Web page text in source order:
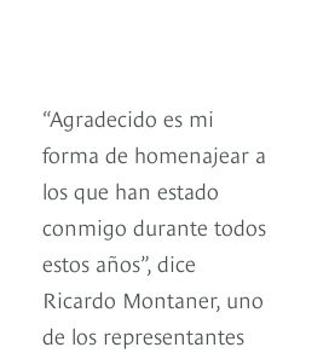
“Agradecido es mi
forma de homenajear a
los que han estado
conmigo durante todos
estos años”, dice
Ricardo Montaner, uno
de los representantes